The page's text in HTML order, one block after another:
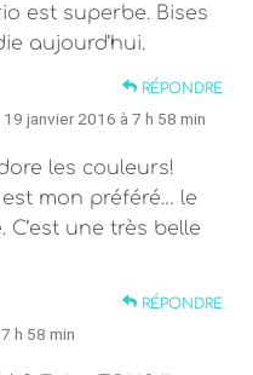
est superbe. Bises
aujourd’hui.
RÉPONDRE
19 janvier 2016 à 7 h 58 min
les couleurs!
mon préféré… le
une très belle
RÉPONDRE
h 58 min